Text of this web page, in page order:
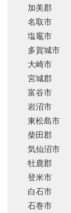
加美郡
名取市
塩竈市
多賀城市
大崎市
宮城郡
富谷市
岩沼市
東松島市
柴田郡
気仙沼市
牡鹿郡
登米市
白石市
石巻市